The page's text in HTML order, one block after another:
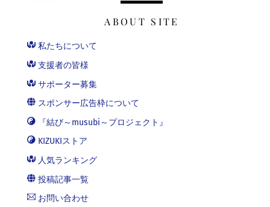
ABOUT SITE
私たちについて
支援者の皆様
サポーター募集
スポンサー広告枠について
『結び～musubi～プロジェクト』
KIZUKIストア
人気ランキング
投稿記事一覧
お問い合わせ